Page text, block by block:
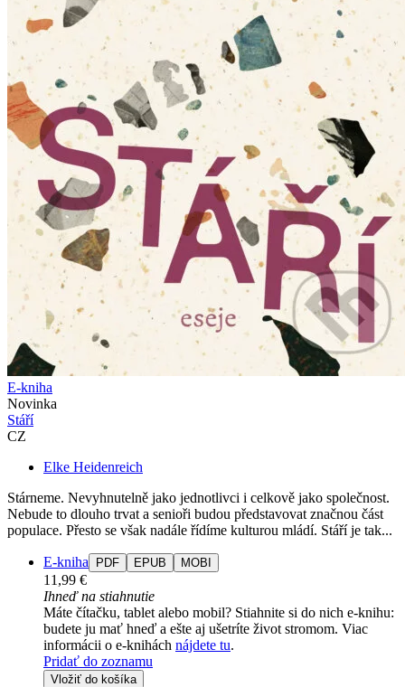
E-kniha
Novinka
Stáří
CZ
Elke Heidenreich
Stárneme. Nevyhnutelně jako jednotlivci i celkově jako společnost.
Nebude to dlouho trvat a senioři budou představovat značnou část
populace. Přesto se však nadále řídíme kulturou mládí. Stáří je tak...
E-kniha PDF EPUB MOBI
11,99 €
Ihneď na stiahnutie
Máte čítačku, tablet alebo mobil? Stiahnite si do nich e-knihu:
budete ju mať hneď a ešte aj ušetríte život stromom. Viac
informácii o e-knihách nájdete tu.
Pridať do zoznamu
Vložiť do košíka